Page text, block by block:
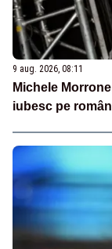
9 aug. 2026, 08:11
Michele
iubesc pe